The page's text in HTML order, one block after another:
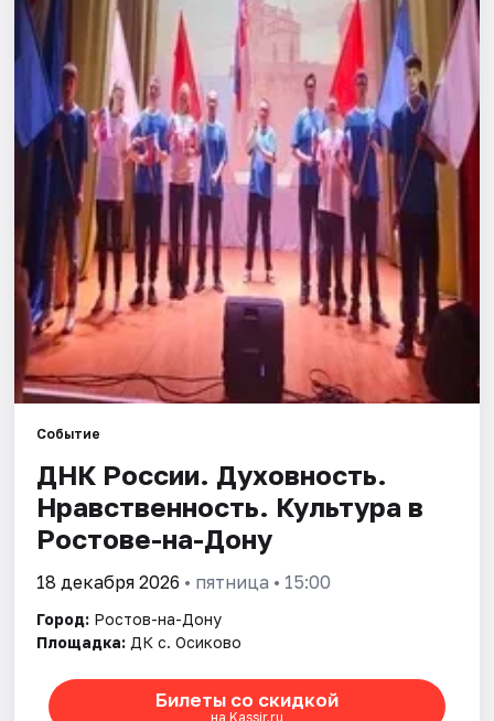
Города
Площадки
Артисты
Рейтинги
Событие
ДНК России. Духовность.
Нравственность. Культура в
Ростове-на-Дону
18 декабря 2026 • пятница • 15:00
Город: Ростов-на-Дону
Площадка: ДК с. Осиково
Билеты со скидкой
на Kassir.ru